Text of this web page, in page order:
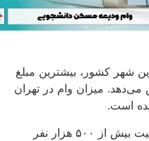
کشور، بیشترین مبلغ
میزان وام در تهران
شهرهایی با جمعیت بیش از ۵۰۰ هزار نفر